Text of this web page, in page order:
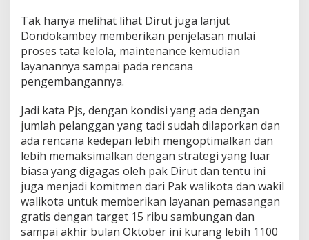
a
y
a
n
a
n
Tak hanya melihat lihat Dirut juga lanjut
Dondokambey memberikan penjelasan mulai
proses tata kelola, maintenance kemudian
layanannya sampai pada rencana
pengembangannya.
Jadi kata Pjs, dengan kondisi yang ada dengan
jumlah pelanggan yang tadi sudah dilaporkan dan
ada rencana kedepan lebih mengoptimalkan dan
lebih memaksimalkan dengan strategi yang luar
biasa yang digagas oleh pak Dirut dan tentu ini
juga menjadi komitmen dari Pak walikota dan wakil
walikota untuk memberikan layanan pemasangan
gratis dengan target 15 ribu sambungan dan
sampai akhir bulan Oktober ini kurang lebih 1100